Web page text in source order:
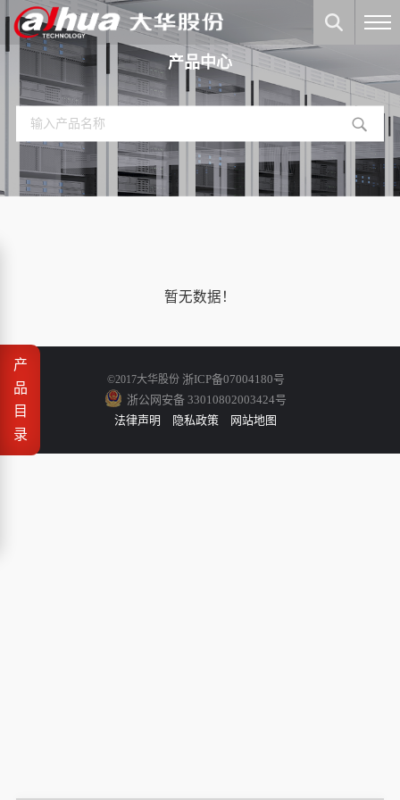
产品中心
产
品
目
录
暂无数据！
©2017大华股份 浙ICP备07004180号
浙公网安备 33010802003424号
法律声明
隐私政策 网站地图